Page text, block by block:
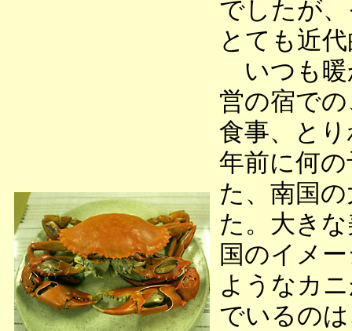
でしたが
とても近
いつも暖
営の宿で
食事、と
年前に何
た、南国
た。大き
国のイメ
ようなカ
でいるの